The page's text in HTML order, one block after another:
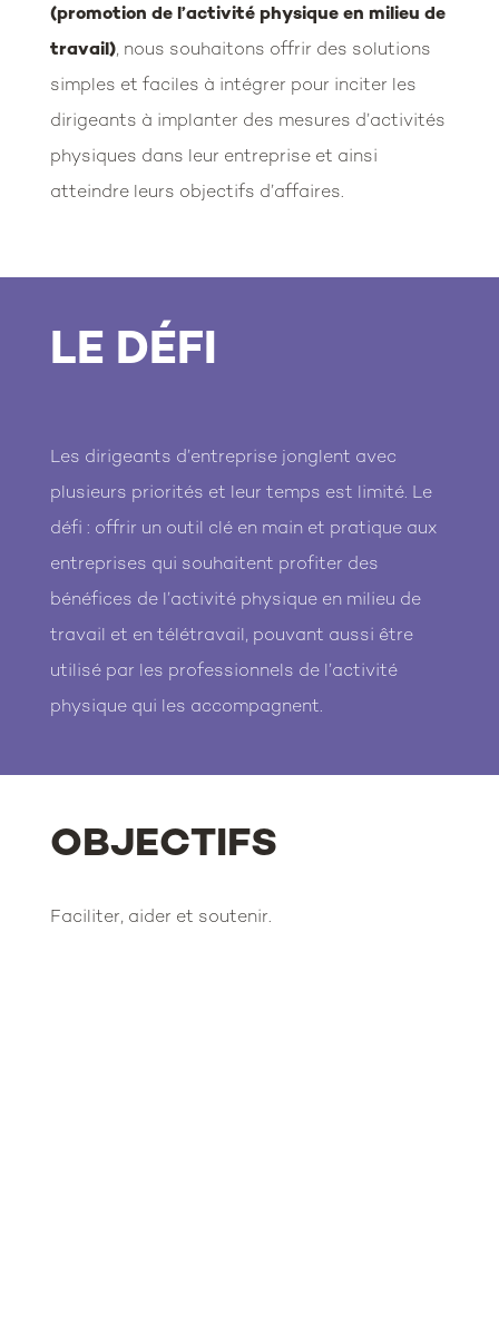
(promotion de l’activité physique en milieu de
travail), nous souhaitons offrir des solutions
simples et faciles à intégrer pour inciter les
dirigeants à implanter des mesures d’activités
physiques dans leur entreprise et ainsi
atteindre leurs objectifs d’affaires.
LE DÉFI
Les dirigeants d’entreprise jonglent avec
plusieurs priorités et leur temps est limité. Le
défi : offrir un outil clé en main et pratique aux
entreprises qui souhaitent profiter des
bénéfices de l’activité physique en milieu de
travail et en télétravail, pouvant aussi être
utilisé par les professionnels de l’activité
physique qui les accompagnent.
OBJECTIFS
Faciliter, aider et soutenir.